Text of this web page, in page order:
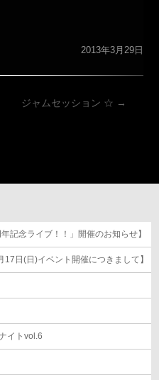
2013年3月29日
ジャムセッション ☆ →
記念ライブ！！」開催のお知らせ】
17日(日)イベント開催につきまして】
イトvol.6